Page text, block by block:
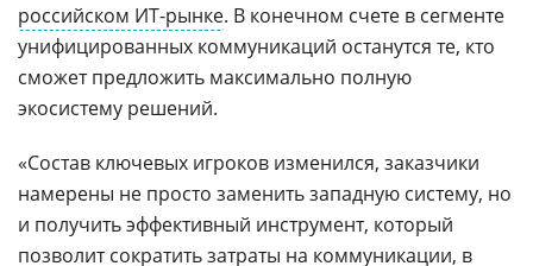
российском ИТ-рынке. В конечном счете в сегменте
унифицированных коммуникаций останутся те, кто
сможет предложить максимально полную
экосистему решений.
«Состав ключевых игроков изменился, заказчики
намерены не просто заменить западную систему, но
и получить эффективный инструмент, который
позволит сократить затраты на коммуникации, в